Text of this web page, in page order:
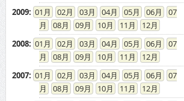
2009: 01 02 03 04 05 06
07
08
09 10 11
12
2008: 01 02 03 04 05 06
07
08
09 10 11
12
2007: 01 02 03 04 05 06
07
08
09 10 11
12